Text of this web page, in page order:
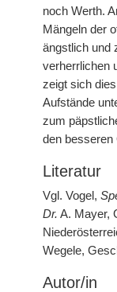
noch Werth.
Mängeln der
ängstlich und
verherrlichen
zeigt sich
Aufstände
zum
den besseren
Literatur
Vgl. Vogel,
Dr. A. Mayer,
Wegele,
Autor/in